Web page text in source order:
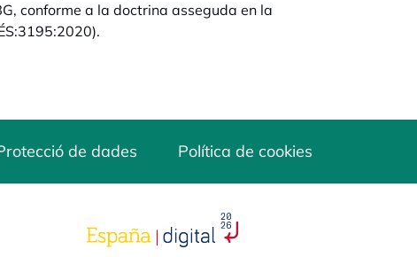
conforme a la doctrina asseguda en la
de dades Política de cookies
opens in a new tab